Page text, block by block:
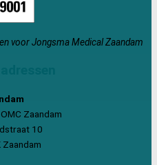
voor Jongsma Medical Zaandam
Zaandam
10
Zaandam